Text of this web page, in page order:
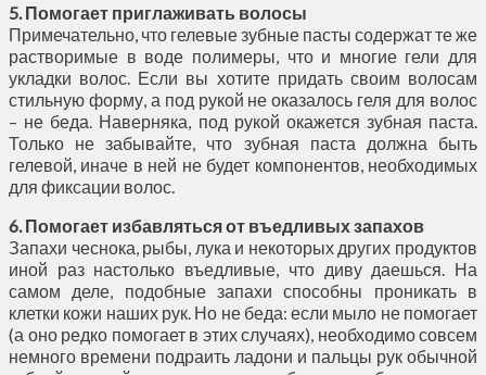
5. Помогает приглаживать волосы
Примечательно, что гелевые зубные пасты содержат те же
растворимые в воде полимеры, что и многие гели для
укладки волос. Если вы хотите придать своим волосам
стильную форму, а под рукой не оказалось геля для волос
– не беда. Наверняка, под рукой окажется зубная паста.
Только не забывайте, что зубная паста должна быть
гелевой, иначе в ней не будет компонентов, необходимых
для фиксации волос.
6. Помогает избавляться от въедливых запахов
Запахи чеснока, рыбы, лука и некоторых других продуктов
иной раз настолько въедливые, что диву даешься. На
самом деле, подобные запахи способны проникать в
клетки кожи наших рук. Но не беда: если мыло не помогает
(а оно редко помогает в этих случаях), необходимо совсем
немного времени подраить ладони и пальцы рук обычной